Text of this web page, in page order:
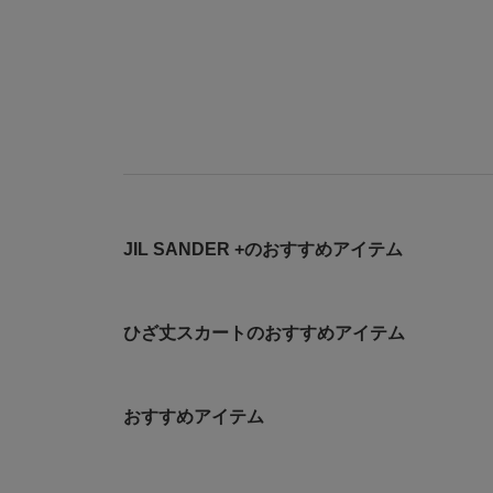
JIL SANDER +のおすすめアイテム
ひざ丈スカートのおすすめアイテム
おすすめアイテム